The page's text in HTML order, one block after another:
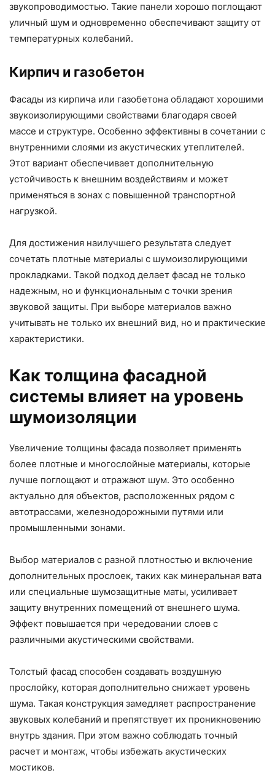
звукопроводимостью. Такие панели хорошо поглощают
уличный шум и одновременно обеспечивают защиту от
температурных колебаний.
Кирпич и газобетон
Фасады из кирпича или газобетона обладают хорошими
звукоизолирующими свойствами благодаря своей
массе и структуре. Особенно эффективны в сочетании с
внутренними слоями из акустических утеплителей.
Этот вариант обеспечивает дополнительную
устойчивость к внешним воздействиям и может
применяться в зонах с повышенной транспортной
нагрузкой.
Для достижения наилучшего результата следует
сочетать плотные материалы с шумоизолирующими
прокладками. Такой подход делает фасад не только
надежным, но и функциональным с точки зрения
звуковой защиты. При выборе материалов важно
учитывать не только их внешний вид, но и практические
характеристики.
Как толщина фасадной
системы влияет на уровень
шумоизоляции
Увеличение толщины фасада позволяет применять
более плотные и многослойные материалы, которые
лучше поглощают и отражают шум. Это особенно
актуально для объектов, расположенных рядом с
автотрассами, железнодорожными путями или
промышленными зонами.
Выбор материалов с разной плотностью и включение
дополнительных прослоек, таких как минеральная вата
или специальные шумозащитные маты, усиливает
защиту внутренних помещений от внешнего шума.
Эффект повышается при чередовании слоев с
различными акустическими свойствами.
Толстый фасад способен создавать воздушную
прослойку, которая дополнительно снижает уровень
шума. Такая конструкция замедляет распространение
звуковых колебаний и препятствует их проникновению
внутрь здания. При этом важно соблюдать точный
расчет и монтаж, чтобы избежать акустических
мостиков.